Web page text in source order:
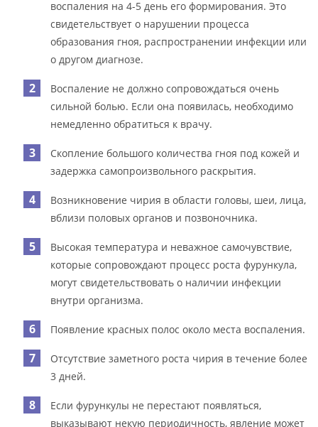
воспаления на 4-5 день его формирования. Это
свидетельствует о нарушении процесса
образования гноя, распространении инфекции или
о другом диагнозе.
Воспаление не должно сопровождаться очень
сильной болью. Если она появилась, необходимо
немедленно обратиться к врачу.
Скопление большого количества гноя под кожей и
задержка самопроизвольного раскрытия.
Возникновение чирия в области головы, шеи, лица,
вблизи половых органов и позвоночника.
Высокая температура и неважное самочувствие,
которые сопровождают процесс роста фурункула,
могут свидетельствовать о наличии инфекции
внутри организма.
Появление красных полос около места воспаления.
Отсутствие заметного роста чирия в течение более
3 дней.
Если фурункулы не перестают появляться,
выказывают некую периодичность, явление может